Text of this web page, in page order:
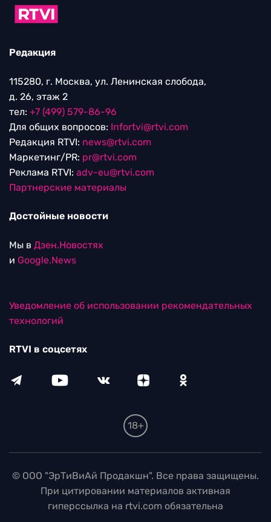
Редакция
115280, г. Москва, ул. Ленинская слобода,
д. 26, этаж 2
тел: +7 (499) 579-86-96
Для общих вопросов: Infortvi@rtvi.com
Редакция RTVI: news@rtvi.com
Маркетинг/PR: pr@rtvi.com
Реклама RTVI: adv-eu@rtvi.com
Партнерские материалы
Достойные новости
Мы в Дзен.Новостях
и Google.News
Уведомление об использовании рекомендательных
технологий
RTVI в соцсетях
18+
© ООО "ЭрТиВиАй Продакшн". Все права защищены.
При цитировании материалов активная
гиперссылка на rtvi.com обязательна